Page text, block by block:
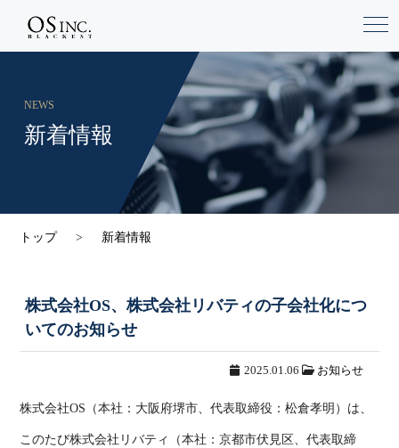
NEWS
新着情報
トップ 新着情報
株式会社OS、株式会社リバティの子会社化につ
いてのお知らせ
2025.01.06 お知らせ
株式会社OS（本社：大阪府堺市、代表取締役：松倉孝明）は、
このたび株式会社リバティ（本社：京都市伏見区、代表取締